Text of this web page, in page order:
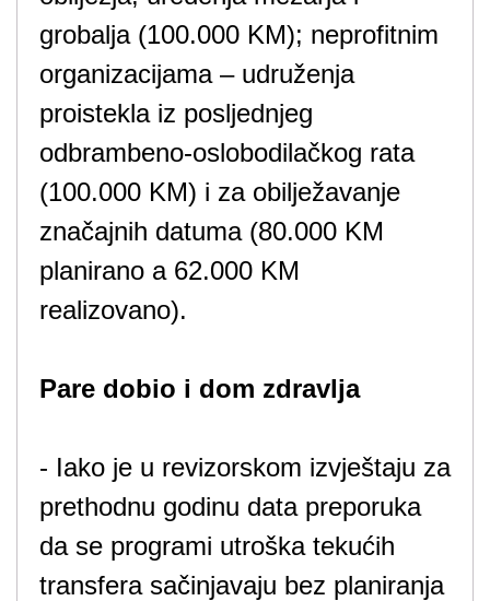
grobalja (100.000 KM); neprofitnim
organizacijama – udruženja
proistekla iz posljednjeg
odbrambeno-oslobodilačkog rata
(100.000 KM) i za obilježavanje
značajnih datuma (80.000 KM
planirano a 62.000 KM
realizovano).
Pare dobio i dom zdravlja
- Iako je u revizorskom izvještaju za
prethodnu godinu data preporuka
da se programi utroška tekućih
transfera sačinjavaju bez planiranja